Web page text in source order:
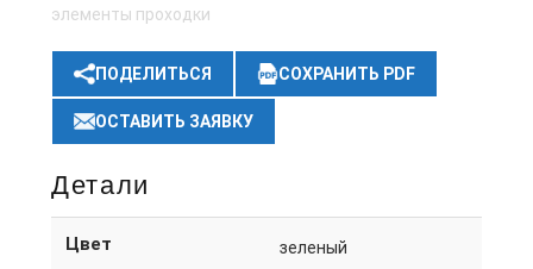
элементы проходки
ПОДЕЛИТЬСЯ СОХРАНИТЬ PDF
ОСТАВИТЬ ЗАЯВКУ
Детали
Цвет зеленый